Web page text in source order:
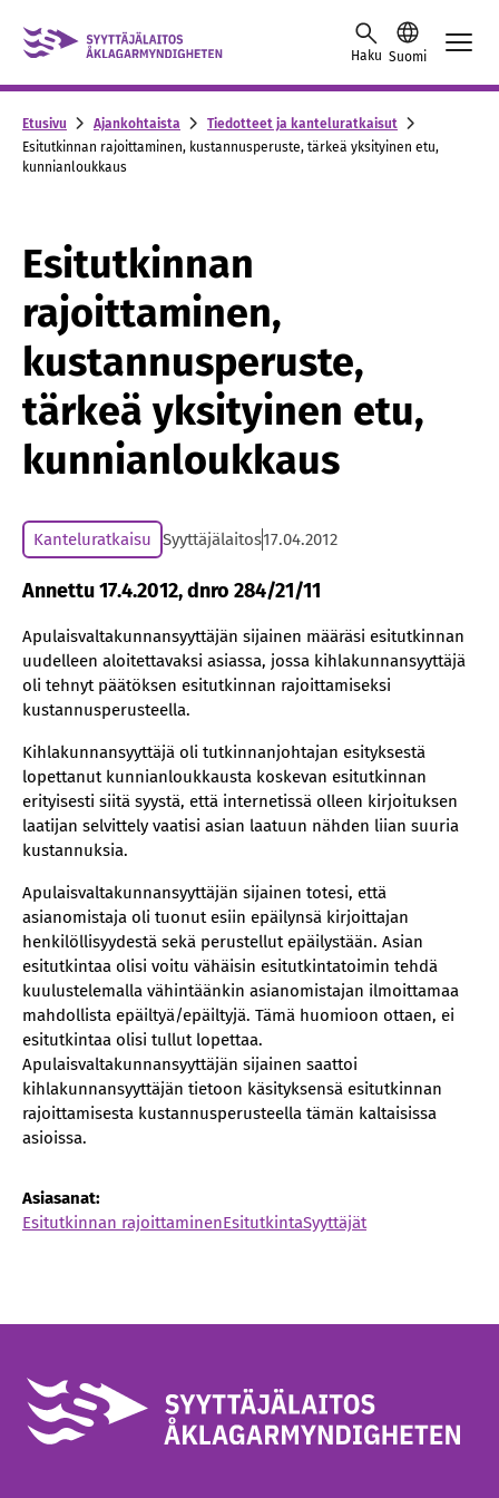
Skip to content -saavutettavuusohje
Haku Suomi
Etusivu Ajankohtaista
Tiedotteet ja kanteluratkaisut
Esitutkinnan rajoittaminen, kustannusperuste, tärkeä yksityinen etu,
kunnianloukkaus
Esitutkinnan
rajoittaminen,
kustannusperuste,
tärkeä yksityinen etu,
kunnianloukkaus
Kanteluratkaisu Syyttäjälaitos17.04.2012
Annettu 17.4.2012, dnro 284/21/11
Apulaisvaltakunnansyyttäjän sijainen määräsi esitutkinnan
uudelleen aloitettavaksi asiassa, jossa kihlakunnansyyttäjä
oli tehnyt päätöksen esitutkinnan rajoittamiseksi
kustannusperusteella.
Kihlakunnansyyttäjä oli tutkinnanjohtajan esityksestä
lopettanut kunnianloukkausta koskevan esitutkinnan
erityisesti siitä syystä, että internetissä olleen kirjoituksen
laatijan selvittely vaatisi asian laatuun nähden liian suuria
kustannuksia.
Apulaisvaltakunnansyyttäjän sijainen totesi, että
asianomistaja oli tuonut esiin epäilynsä kirjoittajan
henkilöllisyydestä sekä perustellut epäilystään. Asian
esitutkintaa olisi voitu vähäisin esitutkintatoimin tehdä
kuulustelemalla vähintäänkin asianomistajan ilmoittamaa
mahdollista epäiltyä/epäiltyjä. Tämä huomioon ottaen, ei
esitutkintaa olisi tullut lopettaa.
Apulaisvaltakunnansyyttäjän sijainen saattoi
kihlakunnansyyttäjän tietoon käsityksensä esitutkinnan
rajoittamisesta kustannusperusteella tämän kaltaisissa
asioissa.
Asiasanat:
Esitutkinnan rajoittaminenEsitutkintaSyyttäjät